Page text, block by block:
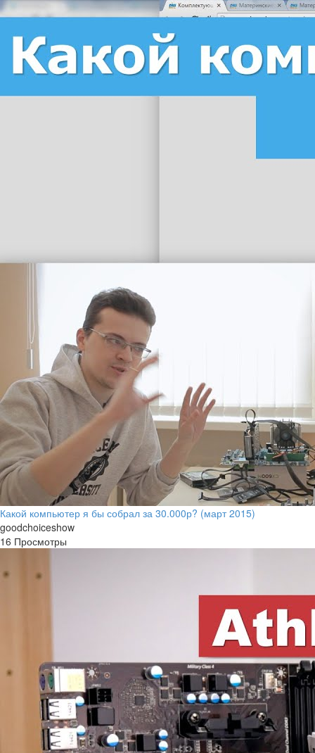
Какой компьютер я бы собрал за 30.000р? (март 2015)
goodchoiceshow
16 Просмотры